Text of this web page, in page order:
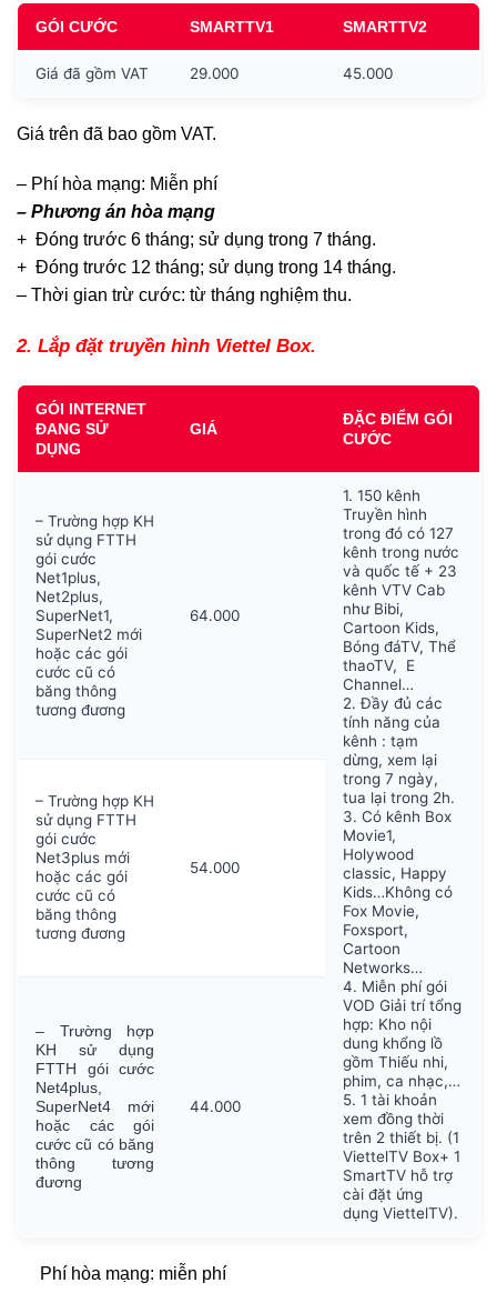
GÓI CƯỚC SMARTTV1 SMARTTV2
Giá đã gồm VAT 29.000 45.000
Giá trên đã bao gồm VAT.
– Phí hòa mạng: Miễn phí
– Phương án hòa mạng
+ Đóng trước 6 tháng; sử dụng trong 7 tháng.
+ Đóng trước 12 tháng; sử dụng trong 14 tháng.
– Thời gian trừ cước: từ tháng nghiệm thu.
2. Lắp đặt truyền hình Viettel Box.
GÓI INTERNET
ĐANG SỬ
DỤNG
GIÁ
ĐẶC ĐIỂM GÓI
CƯỚC
– Trường hợp KH
sử dụng FTTH
gói cước
Net1plus,
Net2plus,
SuperNet1,
SuperNet2 mới
hoặc các gói
cước cũ có
băng thông
tương đương
64.000
1. 150 kênh
Truyền hình
trong đó có 127
kênh trong nước
và quốc tế + 23
kênh VTV Cab
như Bibi,
Cartoon Kids,
Bóng đáTV, Thể
thaoTV, E
Channel…
2. Đầy đủ các
tính năng của
kênh : tạm
dừng, xem lại
trong 7 ngày,
tua lại trong 2h.
3. Có kênh Box
Movie1,
Holywood
classic, Happy
Kids…Không có
Fox Movie,
Foxsport,
Cartoon
Networks…
4. Miễn phí gói
VOD Giải trí tổng
hợp: Kho nội
dung khổng lồ
gồm Thiếu nhi,
phim, ca nhạc,…
5. 1 tài khoản
xem đồng thời
trên 2 thiết bị. (1
ViettelTV Box+ 1
SmartTV hỗ trợ
cài đặt ứng
dụng ViettelTV).
– Trường hợp KH
sử dụng FTTH
gói cước
Net3plus mới
hoặc các gói
cước cũ có
băng thông
tương đương
54.000
– Trường hợp
KH sử dụng
FTTH gói cước
Net4plus,
SuperNet4 mới
hoặc các gói
cước cũ có băng
thông tương
đương
44.000
Phí hòa mạng: miễn phí